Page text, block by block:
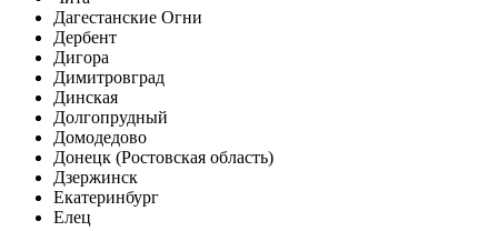
Дагестанские Огни
Дербент
Дигора
Димитровград
Динская
Долгопрудный
Домодедово
Донецк (Ростовская область)
Дзержинск
Екатеринбург
Елец